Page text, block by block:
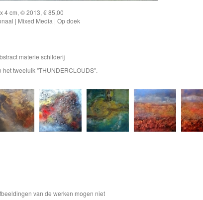
4 cm, © 2013, € 85,00
| Mixed Media | Op doek
materie schilderij
het tweeluik "THUNDERCLOUDS".
van de werken mogen niet